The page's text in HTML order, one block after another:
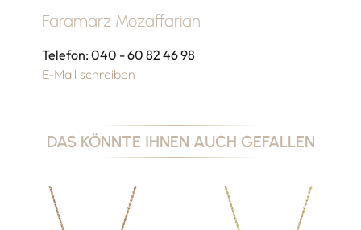
Faramarz Mozaffarian
Telefon: 040 - 60 82 46 98
E-Mail schreiben
DAS KÖNNTE IHNEN AUCH GEFALLEN